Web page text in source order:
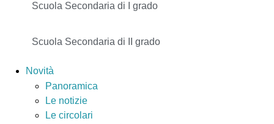
Scuola Secondaria di I grado
Scuola Secondaria di II grado
Novità
Panoramica
Le notizie
Le circolari